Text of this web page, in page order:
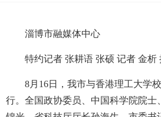
淄博市融媒体中心
特约记者 张耕语 张硕 记者 金析
8月16日，我市与香港理工大学校
行。全国政协委员、中国科学院院士